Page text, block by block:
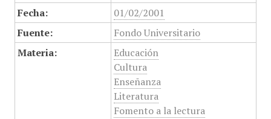
Fecha:
01/02/2001
Fuente:
Fondo Universitario
Materia:
Educación
Cultura
Enseñanza
Literatura
Fomento a la lectura